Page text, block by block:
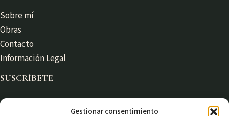
Gestionar consentimiento
Sobre mí
Obras
Contacto
Información Legal
SUSCRÍBETE